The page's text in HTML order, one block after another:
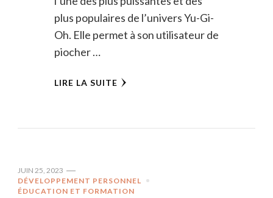
plus populaires de l’univers Yu-Gi-
Oh. Elle permet à son utilisateur de
piocher …
LIRE LA SUITE
JUIN 25, 2023
DÉVELOPPEMENT PERSONNEL
ÉDUCATION ET FORMATION